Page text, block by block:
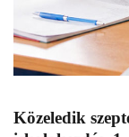
Közeledik